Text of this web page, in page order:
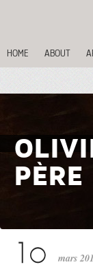
HOME ABOUT
PÈRE
mars